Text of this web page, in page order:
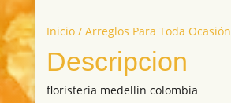
Inicio/ Arreglos Para Toda Ocasión
Descripcion
floristeria medellin colombia